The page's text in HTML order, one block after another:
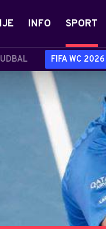
INFO SPORT
FIFA WC 2026